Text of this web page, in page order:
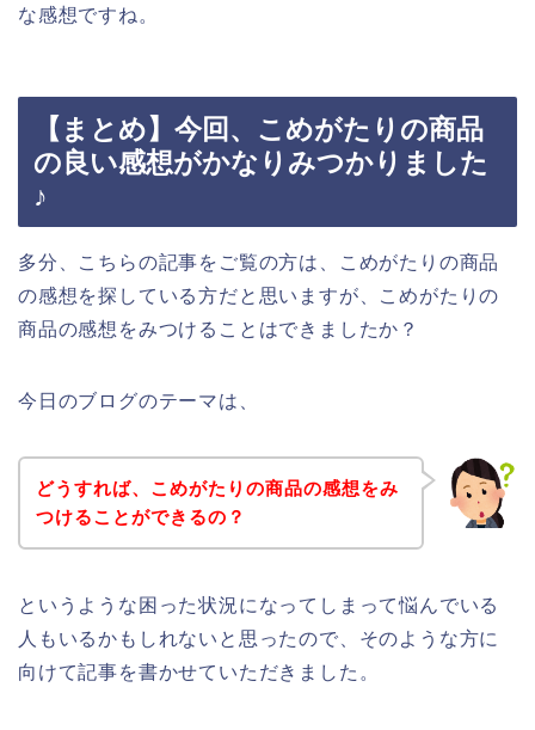
な感想ですね。
【まとめ】今回、こめがたりの商品
の良い感想がかなりみつかりました
♪
多分、こちらの記事をご覧の方は、こめがたりの商品
の感想を探している方だと思いますが、こめがたりの
商品の感想をみつけることはできましたか？
今日のブログのテーマは、
どうすれば、こめがたりの商品の感想をみ
つけることができるの？
というような困った状況になってしまって悩んでいる
人もいるかもしれないと思ったので、そのような方に
向けて記事を書かせていただきました。